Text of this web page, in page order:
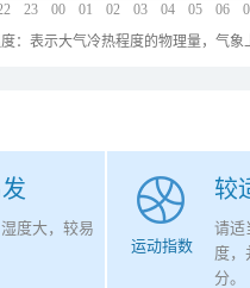
23 00 01 02 03 04 05 06
：表示大气冷热程度的物理量，气象
度大，较易
较
运动指数
请适
度，
分。